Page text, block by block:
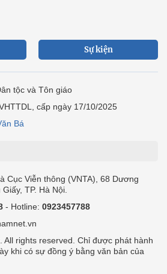
Sự kiện
tộc và Tôn giáo
cấp ngày 17/10/2025
Bá
Cục Viễn thông (VNTA), 68 Dương
TP. Hà Nội.
- Hotline: 0923457788
All rights reserved. Chỉ được phát hành
khi có sự đồng ý bằng văn bản của